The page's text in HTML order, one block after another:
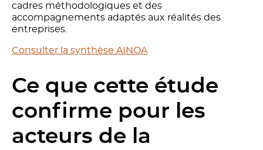
cadres méthodologiques et des
accompagnements adaptés aux réalités des
entreprises.
Consulter la synthèse AINOA
Ce que cette étude
confirme pour les
acteurs de la